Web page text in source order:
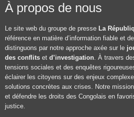
À propos de nous
Le site web du groupe de presse La
référence en matière d’information fiable et
distinguons par notre approche axée sur le
des conflits et d’investigation. À travers
tensions sociales et des enquêtes
éclairer les citoyens sur des enjeux
solutions concrètes aux crises. Notre
et défendre les droits des Congolais en
justice.